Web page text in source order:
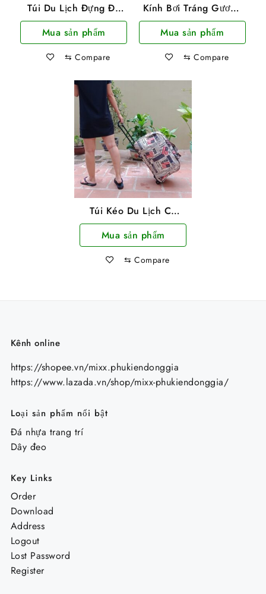
Túi Du Lịch Đựng Đồ
Lót Underwear Chống
Nước Phong Cách Hàn
Mua sản phẩm
⇆ Compare
Kính Bơi Tráng Gương
Chống Sương Mù,
Chống Tia UV Có Nút
Mua sản phẩm
⇆ Compare
Túi Kéo Du Lịch Có
Bánh Xe Cờ Mỹ Tiện
Dụng 60x38x28cm
Mua sản phẩm
⇆ Compare
Kênh online
https://shopee.vn/mixx.phukiendonggia
https://www.lazada.vn/shop/mixx-phukiendonggia/
Loại sản phẩm nổi bật
Đá nhựa trang trí
Dây đeo
Key Links
Order
Download
Address
Logout
Lost Password
Register